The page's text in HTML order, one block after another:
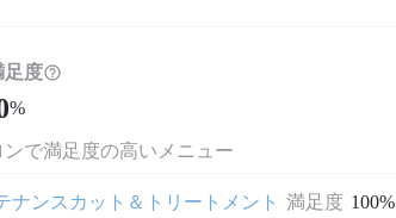
足度
%
で満足度の高いメニュー
ナンスカット＆トリートメント 満足度 100%